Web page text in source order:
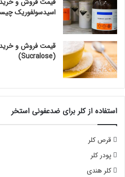
قیمت فروش و خرید
اسیدسولفوریک
قیمت فروش و خرید
(Sucralose)
استفاده از کلر برای ضدعفونی استخر
قرص کلر
پودر کلر
کلر هندی